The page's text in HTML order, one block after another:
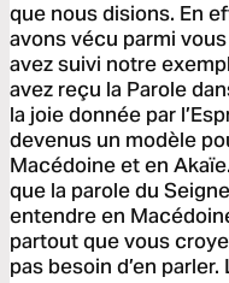
que nous disions. En
avons vécu parmi
avez suivi notre
avez reçu la Parole
la joie donnée par
devenus un modèle
Macédoine et en
que la parole du
entendre en
partout que vous
pas besoin d’en